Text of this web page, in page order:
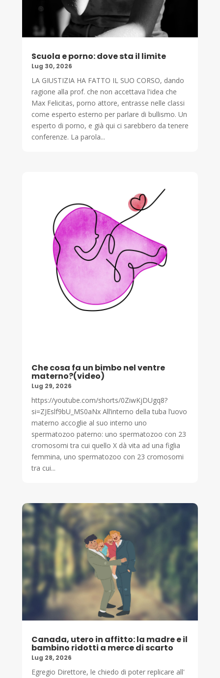
Scuola e porno: dove sta il limite
Lug 30, 2026
LA GIUSTIZIA HA FATTO IL SUO CORSO, dando
ragione alla prof. che non accettava l'idea che
Max Felicitas, porno attore, entrasse nelle classi
come esperto esterno per parlare di bullismo. Un
esperto di porno, e già qui ci sarebbero da tenere
conferenze. La parola...
Che cosa fa un bimbo nel ventre
materno?(video)
Lug 29, 2026
https://youtube.com/shorts/0ZiwKjDUgq8?
si=ZJEslf9bU_MS0aNx All’interno della tuba l’uovo
materno accoglie al suo interno uno
spermatozoo paterno: uno spermatozoo con 23
cromosomi tra cui quello X dà vita ad una figlia
femmina, uno spermatozoo con 23 cromosomi
tra cui...
Canada, utero in affitto: la madre e il
bambino ridotti a merce di scarto
Lug 28, 2026
Egregio Direttore, le chiedo di poter replicare all'